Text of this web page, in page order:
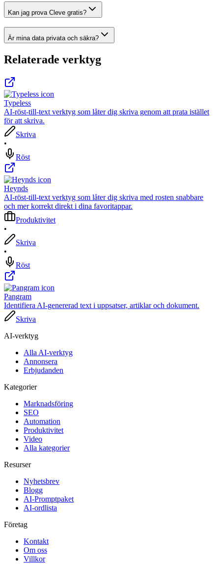
Kan jag prova Cleve gratis?
Är mina data privata och säkra?
Relaterade verktyg
Typeless
AI-röst-till-text verktyg som låter dig skriva genom att prata istället
för att skriva.
Skriva
•
Röst
Heynds
AI-röst-till-text verktyg som låter dig skriva med rosten snabbare
och mer korrekt direkt i dina favoritappar.
Produktivitet
•
Skriva
•
Röst
Pangram
Identifiera AI-genererad text i uppsatser, artiklar och dokument.
Skriva
AI-verktyg
Alla AI-verktyg
Annonsera
Erbjudanden
Kategorier
Marknadsföring
SEO
Automation
Produktivitet
Video
Alla kategorier
Resurser
Nyhetsbrev
Blogg
AI-Promptpaket
AI-ordlista
Företag
Kontakt
Om oss
Villkor